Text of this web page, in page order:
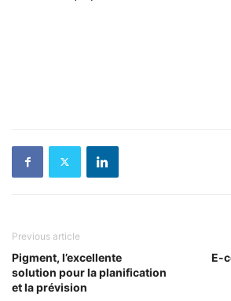
Previous article
Pigment, l’excellente
solution pour la planification
et la prévision
E-